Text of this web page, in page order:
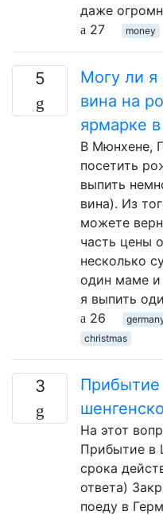
даже
27
money
5
Могу ли я
вина на
ярмарке
В Мюнхене,
посетить
выпить
вина). Из
можете
часть цены
несколько
один маме и
я выпить
26
christmas
3
На этот
Прибытие в
срока
ответа)
поеду в